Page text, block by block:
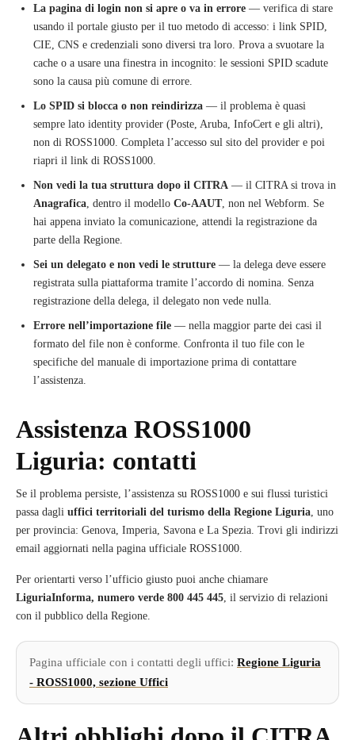
La pagina di login non si apre o va in errore — verifica di stare
usando il portale giusto per il tuo metodo di accesso: i link SPID,
CIE, CNS e credenziali sono diversi tra loro. Prova a svuotare la
cache o a usare una finestra in incognito: le sessioni SPID scadute
sono la causa più comune di errore.
Lo SPID si blocca o non reindirizza — il problema è quasi
sempre lato identity provider (Poste, Aruba, InfoCert e gli altri),
non di ROSS1000. Completa l’accesso sul sito del provider e poi
riapri il link di ROSS1000.
Non vedi la tua struttura dopo il CITRA — il CITRA si trova in
Anagrafica, dentro il modello Co-AAUT, non nel Webform. Se
hai appena inviato la comunicazione, attendi la registrazione da
parte della Regione.
Sei un delegato e non vedi le strutture — la delega deve essere
registrata sulla piattaforma tramite l’accordo di nomina. Senza
registrazione della delega, il delegato non vede nulla.
Errore nell’importazione file — nella maggior parte dei casi il
formato del file non è conforme. Confronta il tuo file con le
specifiche del manuale di importazione prima di contattare
l’assistenza.
Assistenza ROSS1000
Liguria: contatti
Se il problema persiste, l’assistenza su ROSS1000 e sui flussi turistici
passa dagli uffici territoriali del turismo della Regione Liguria, uno
per provincia: Genova, Imperia, Savona e La Spezia. Trovi gli indirizzi
email aggiornati nella pagina ufficiale ROSS1000.
Per orientarti verso l’ufficio giusto puoi anche chiamare
LiguriaInforma, numero verde 800 445 445, il servizio di relazioni
con il pubblico della Regione.
Pagina ufficiale con i contatti degli uffici: Regione Liguria
- ROSS1000, sezione Uffici